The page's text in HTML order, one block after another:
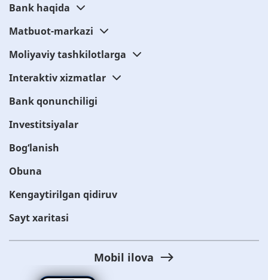
Bank haqida
Matbuot-markazi
Moliyaviy tashkilotlarga
Interaktiv xizmatlar
Bank qonunchiligi
Investitsiyalar
Bog‘lanish
Obuna
Kengaytirilgan qidiruv
Sayt xaritasi
Mobil ilova